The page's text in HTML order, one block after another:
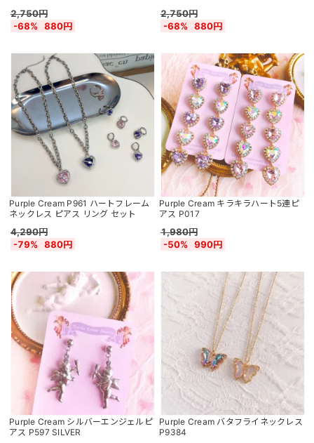
2,750円
-68%
880円
2,750円
-68%
880円
Purple Cream P961 ハートフレーム
ネックレス ピアス リング セット
4,290円
-79%
880円
Purple Cream キラキラハート5連ピ
アス P017
1,980円
-50%
990円
Purple Cream シルバーエンジェルピ
アス P597 SILVER
Purple Cream バタフライネックレス
P9384